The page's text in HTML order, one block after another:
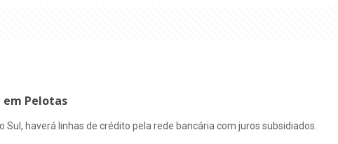
Pelotas
haverá linhas de crédito pela rede bancária com juros subsidiados.